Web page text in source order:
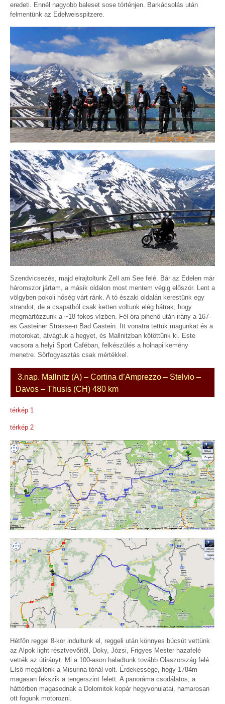
eredeti. Ennél nagyobb baleset sose történjen. Barkácsolás után
felmentünk az Edelweisspitzere.
Szendvicsezés, majd elrajtoltunk Zell am See felé. Bár az Edelen már
háromszor jártam, a másik oldalon most mentem végig először. Lent a
völgyben pokoli hőség várt ránk. A tó északi oldalán kerestünk egy
strandot, de a csapatból csak ketten voltunk elég bátrak, hogy
megmártózzunk a ~18 fokos vízben. Fél óra pihenő után irány a 167-
es Gasteiner Strasse-n Bad Gastein. Itt vonatra tettük magunkat és a
motorokat, átvágtuk a hegyet, és Mallnitzban kötöttünk ki. Este
vacsora a helyi Sport Caféban, felkészülés a holnapi kemény
menetre. Sörfogyasztás csak mértékkel.
3.nap. Mallnitz (A) – Cortina d’Amprezzo – Stelvio –
Davos – Thusis (CH) 480 km
térkép 1
térkép 2
Hétfőn reggel 8-kor indultunk el, reggeli után könnyes búcsút vettünk
az Alpok light résztvevőitől, Doky, Józsi, Frigyes Mester hazafelé
vették az útirányt. Mi a 100-ason haladtunk tovább Olaszország felé.
Első megállónk a Misurina-tónál volt. Érdekessége, hogy 1784m
magasan fekszik a tengerszint felett. A panoráma csodálatos, a
háttérben magasodnak a Dolomitok kopár hegyvonulatai, hamarosan
ott fogunk motorozni.